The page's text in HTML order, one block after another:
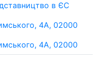
в ЄС
4А, 02000
4А, 02000